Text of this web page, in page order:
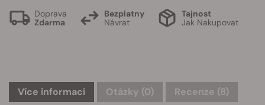
Doprava
Zdarma
Bezplatny
Návrat
Tajnost
Jak Nakupovat
Více informací Otázky (0) Recenze (8)